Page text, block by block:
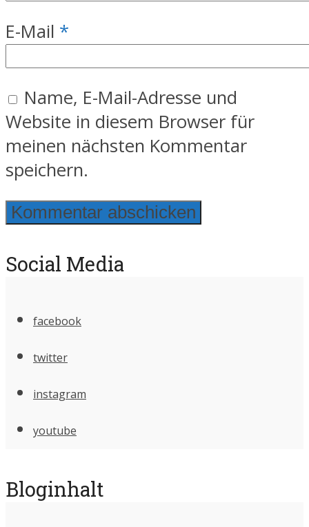
E-Mail *
Name, E-Mail-Adresse und
Website in diesem Browser für
meinen nächsten Kommentar
speichern.
Social Media
facebook
twitter
instagram
youtube
Bloginhalt